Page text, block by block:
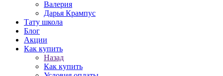
Валерия
Дарья Крампус
Тату школа
Блог
Акции
Как купить
Назад
Как купить